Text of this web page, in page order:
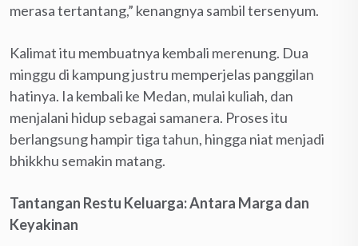
merasa tertantang,” kenangnya sambil tersenyum.
Kalimat itu membuatnya kembali merenung. Dua
minggu di kampung justru memperjelas panggilan
hatinya. Ia kembali ke Medan, mulai kuliah, dan
menjalani hidup sebagai samanera. Proses itu
berlangsung hampir tiga tahun, hingga niat menjadi
bhikkhu semakin matang.
Tantangan Restu Keluarga: Antara Marga dan
Keyakinan